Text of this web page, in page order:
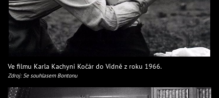
Ve filmu Karla Kachyni Kočár do Vídně z roku 1966.
Zdroj: Se souhlasem Bontonu